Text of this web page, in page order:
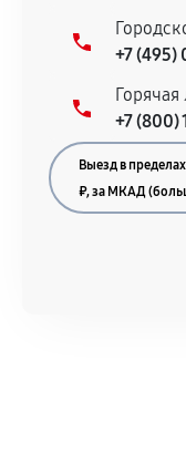
Документы
гарантии
Гарантийный
Акт
услуг и
+7 (495)
Горячая
+7 (800)
Выезд в
₽, за МКАД